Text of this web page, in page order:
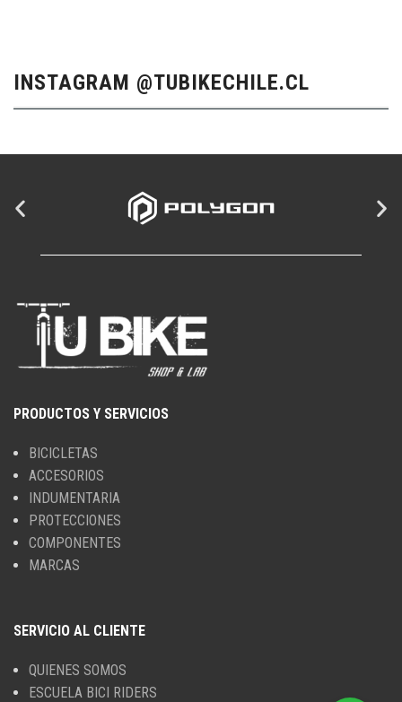
INSTAGRAM @TUBIKECHILE.CL
PRODUCTOS Y SERVICIOS
BICICLETAS
ACCESORIOS
INDUMENTARIA
PROTECCIONES
COMPONENTES
MARCAS
SERVICIO AL CLIENTE
QUIENES SOMOS
ESCUELA BICI RIDERS